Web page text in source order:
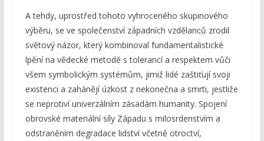
A tehdy, uprostřed tohoto vyhroceného skupinového
výběru, se ve společenství západních vzdělanců zrodil
světový názor, který kombinoval fundamentalistické
lpění na vědecké metodě s tolerancí a respektem vůči
všem symbolickým systémům, jimiž lidé zaštiťují svoji
existenci a zahánějí úzkost z nekonečna a smrti, jestliže
se neprotiví univerzálním zásadám humanity. Spojení
obrovské materiální síly Západu s milosrdenstvím a
odstraněním degradace lidství včetně otroctví,